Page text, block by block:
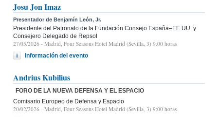
Josu Jon Imaz
Presentador de Benjamín León, Jr.
Presidente del Patronato de la Fundación Consejo España–EE.UU. y
Consejero Delegado de Repsol
27/05/2026 - Madrid, Four Seasons Hotel Madrid (Sevilla, 3) 9.00 horas
Información del evento
Andrius Kubilius
FORO DE LA NUEVA DEFENSA Y EL ESPACIO
Comisario Europeo de Defensa y Espacio
20/02/2026 - Madrid, Four Seasons Hotel Madrid (Sevilla, 3) 9:00 horas